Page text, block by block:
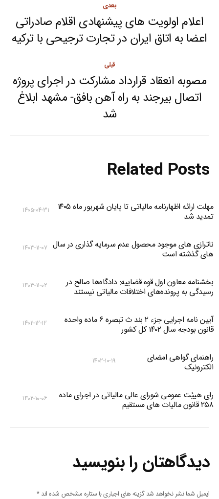
navigation
قبلی
Previous
post:
مصوبه انعقاد قرارداد مشارکت در اجرای پروژه
اتصال بیرجند به راه آهن بافق- مشهد ابلاغ
شد
بعدی
Next
post:
اعلام اولویت های پیشنهادی اقلام صادراتی
اعضا به اتاق ایران در تجارت ترجیحی با ترکیه
Related Posts
مهلت ارائه اظهارنامه مالیاتی تا پایان شهریور ماه ۱۴۰۵
تمدید شد
۱۴۰۵-۰۴-۳۱
ناترازی های موجود محصول عدم سرمایه گذاری در سال
های گذشته است
۱۴۰۳-۱۱-۰۷
بخشنامه معاون اول قوه قضاییه: دادگاه‌‌ها صالح در
رسیدگی به پرونده‌های اختلافات مالیاتی نیستند
۱۴۰۳-۱۱-۰۲
آیین نامه اجرایی جزء ۲ بند ث تبصره ۶ ماده واحده
قانون بودجه سال ۱۴۰۲ کل کشور
۱۴۰۲-۱۲-۱۲
راهنمای گواهی امضای
الکترونیک
۱۴۰۲-۱۰-۱۹
رای هییٔت عمومی شورای عالی مالیاتی در اجرای ماده
۲۵۸ قانون مالیات های مستقیم
۱۴۰۲-۱۰-۰۶
دیدگاهتان را بنویسید
ایمیل شما نشر نخواهد شد گزینه های اجباری با ستاره مشخص شده اند*